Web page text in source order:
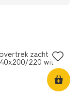
zacht
220 wit